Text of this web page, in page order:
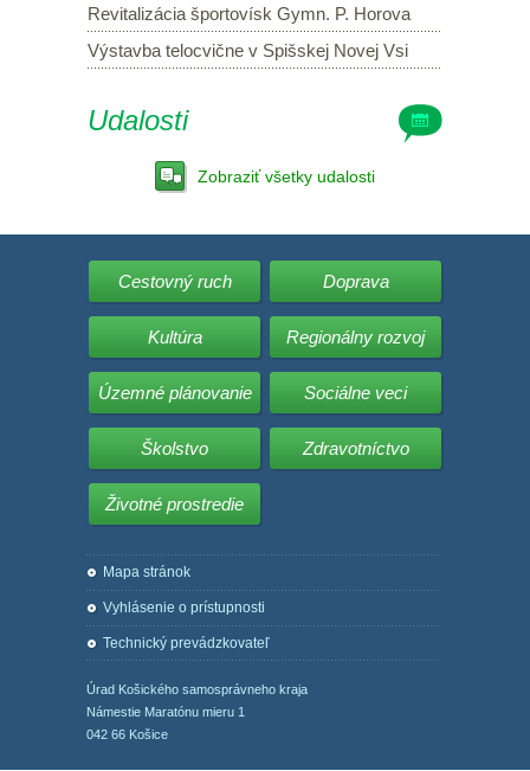
Revitalizácia športovísk Gymn. P. Horova
Výstavba telocvične v Spišskej Novej Vsi
Udalosti
Zobraziť všetky udalosti
Cestovný ruch Doprava
Kultúra Regionálny rozvoj
Územné plánovanie Sociálne veci
Školstvo Zdravotníctvo
Životné prostredie
Mapa stránok
Vyhlásenie o prístupnosti
Technický prevádzkovateľ
Úrad Košického samosprávneho kraja
Námestie Maratónu mieru 1
042 66 Košice